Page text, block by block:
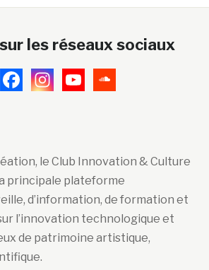
les réseaux sociaux
le Club Innovation & Culture
principale plateforme
d’information, de formation et
l’innovation technologique et
de patrimoine artistique,